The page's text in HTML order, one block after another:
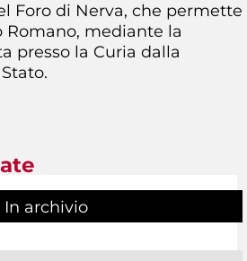
Foro di Nerva, che permette
Romano, mediante la
presso la Curia dalla
In archivio